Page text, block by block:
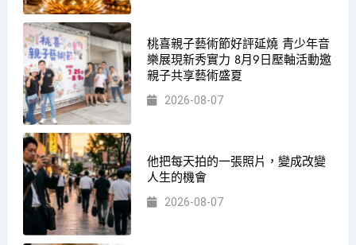
桃喜親子藝術節好評延燒 青少年音
樂展現新秀實力 8月9日壓軸活動邀
親子共享藝術盛夏
2026-08-07
他把每天拍的一張照片，變成改變
人生的機會
2026-08-07